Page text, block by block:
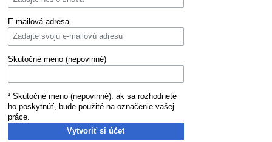
E-mailová adresa
Skutočné meno (nepovinné)
¹ Skutočné meno (nepovinné): ak sa rozhodnete
ho poskytnúť, bude použité na označenie vašej
práce.
Vytvoriť si účet